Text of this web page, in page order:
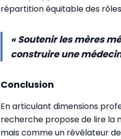
répartition équitable des
« Soutenir les mères
construire une
Conclusion
En articulant dimensions
recherche propose de lire la
mais comme un révélateur